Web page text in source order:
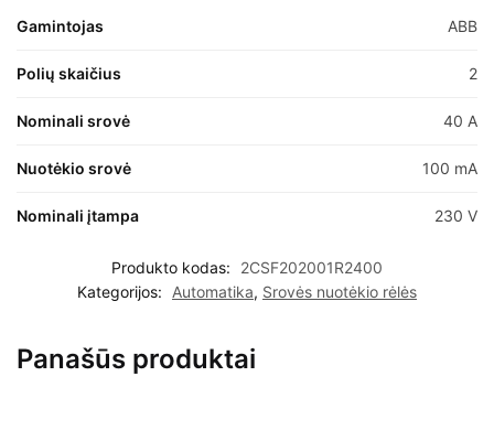
Gamintojas ABB
Polių skaičius 2
Nominali srovė 40 A
Nuotėkio srovė 100 mA
Nominali įtampa 230 V
Produkto kodas:
2CSF202001R2400
Kategorijos:
Automatika, Srovės nuotėkio rėlės
Panašūs produktai